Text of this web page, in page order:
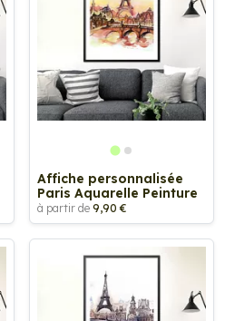
Affiche personnalisée
Paris Aquarelle Peinture
à partir de 9,90 €